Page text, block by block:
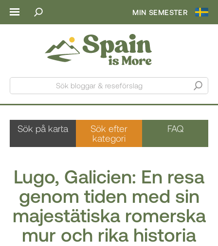
MIN SEMESTER
Sök bloggar & reseförslag
Sök på karta
Sök efter
kategori
FAQ
Lugo, Galicien: En resa
genom tiden med sin
majestätiska romerska
mur och rika historia